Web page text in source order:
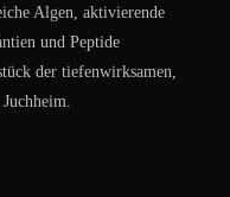
Algen, aktivierende
und Peptide
der tiefenwirksamen,